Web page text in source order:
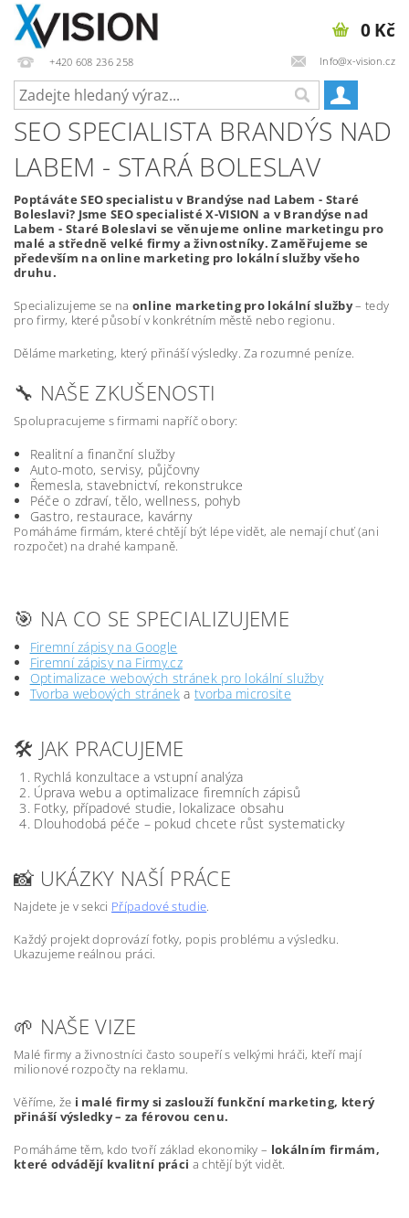
+420 608 236 258 Info@x-vision.cz
0 Kč
SEO SPECIALISTA BRANDÝS NAD
LABEM - STARÁ BOLESLAV
Poptáváte SEO specialistu v Brandýse nad Labem - Staré
Boleslavi? Jsme SEO specialisté X-VISION a v Brandýse nad
Labem - Staré Boleslavi se věnujeme online marketingu pro
malé a středně velké firmy a živnostníky. Zaměřujeme se
především na online marketing pro lokální služby všeho
druhu.
Specializujeme se na online marketing pro lokální služby– tedy
pro firmy, které působí v konkrétním městě nebo regionu.
Děláme marketing, který přináší výsledky. Za rozumné peníze.
🔧 NAŠE ZKUŠENOSTI
Spolupracujeme s firmami napříč obory:
Realitní a finanční služby
Auto-moto, servisy, půjčovny
Řemesla, stavebnictví, rekonstrukce
Péče o zdraví, tělo, wellness, pohyb
Gastro, restaurace, kavárny
Pomáháme firmám, které chtějí být lépe vidět, ale nemají chuť (ani
rozpočet) na drahé kampaně.
🎯 NA CO SE SPECIALIZUJEME
Firemní zápisy na Google
Firemní zápisy na Firmy.cz
Optimalizace webových stránek pro lokální služby
Tvorba webových stráneka tvorba microsite
🛠️ JAK PRACUJEME
Rychlá konzultace a vstupní analýza
Úprava webu a optimalizace firemních zápisů
Fotky, případové studie, lokalizace obsahu
Dlouhodobá péče – pokud chcete růst systematicky
📸 UKÁZKY NAŠÍ PRÁCE
Najdete je v sekci Případové studie.
Každý projekt doprovází fotky, popis problému a výsledku.
Ukazujeme reálnou práci.
🌱 NAŠE VIZE
Malé firmy a živnostníci často soupeří s velkými hráči, kteří mají
milionové rozpočty na reklamu.
Věříme, že i malé firmy si zaslouží funkční marketing, který
přináší výsledky – za férovou cenu.
Pomáháme těm, kdo tvoří základ ekonomiky – lokálním firmám,
které odvádějí kvalitní práci a chtějí být vidět.